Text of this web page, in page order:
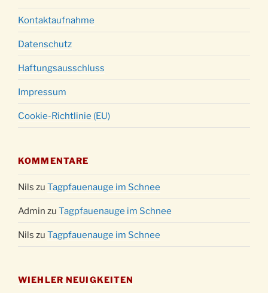
Kontaktaufnahme
Datenschutz
Haftungsausschluss
Impressum
Cookie-Richtlinie (EU)
KOMMENTARE
Nils zu Tagpfauenauge im Schnee
Admin zu Tagpfauenauge im Schnee
Nils zu Tagpfauenauge im Schnee
WIEHLER NEUIGKEITEN